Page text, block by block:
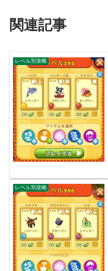
関連記事
レベル別攻略
レベル別攻略